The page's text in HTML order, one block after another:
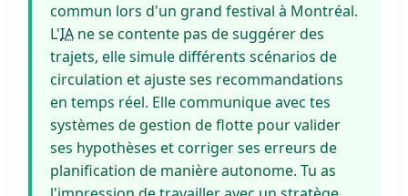
commun lors d'un grand festival à Montréal.
L'IA ne se contente pas de suggérer des
trajets, elle simule différents scénarios de
circulation et ajuste ses recommandations
en temps réel. Elle communique avec tes
systèmes de gestion de flotte pour valider
ses hypothèses et corriger ses erreurs de
planification de manière autonome. Tu as